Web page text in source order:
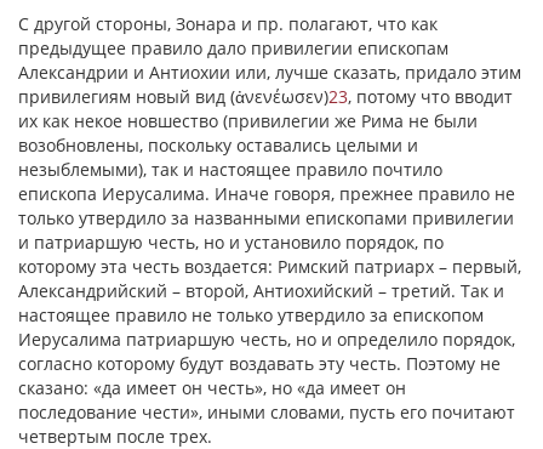
C другой стороны, Зонара и пр. полагают, что как
предыдущее правило дало привилегии епископам
Александрии и Антиохии или, лучше сказать, придало этим
привилегиям новый вид (ἀνενέωσεν)23, потому что вводит
их как некое новшество (привилегии же Рима не были
возобновлены, поскольку оставались целыми и
незыблемыми), так и настоящее правило почтило
епископа Иерусалима. Иначе говоря, прежнее правило не
только утвердило за названными епископами привилегии
и патриаршую честь, но и установило порядок, по
которому эта честь воздается: Римский патриарх – первый,
Александрийский – второй, Антиохийский – третий. Так и
настоящее правило не только утвердило за епископом
Иерусалима патриаршую честь, но и определило порядок,
согласно которому будут воздавать эту честь. Поэтому не
сказано: «да имеет он честь», но «да имеет он
последование чести», иными словами, пусть его почитают
четвертым после трех.